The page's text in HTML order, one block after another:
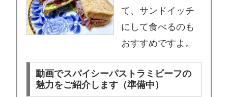
て、サンドイッチ
にして食べるのも
おすすめですよ。
動画でスパイシーパストラミビーフの
魅力をご紹介します（準備中）